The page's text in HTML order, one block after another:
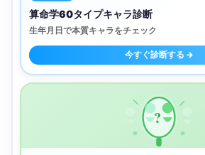
算命学60タイプキャラ診断
生年月日で本質キャラをチェック
今すぐ診断する →
?